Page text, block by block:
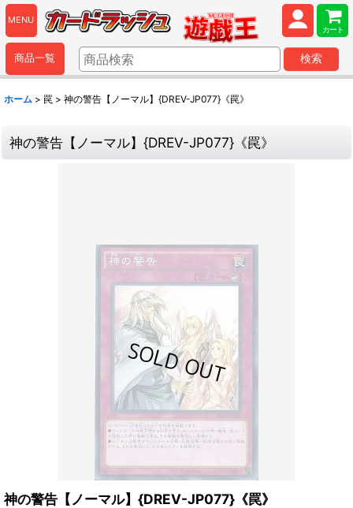
MENU
カート
商品一覧 検索
ホーム > 罠 > 神の警告【ノーマル】{DREV-JP077}《罠》
神の警告【ノーマル】{DREV-JP077}《罠》
神の警告【ノーマル】{DREV-JP077}《罠》